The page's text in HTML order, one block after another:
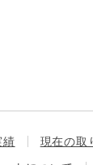
績 現在の取